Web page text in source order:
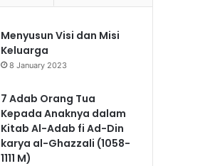
Menyusun Visi dan Misi
Keluarga
8 January 2023
7 Adab Orang Tua
Kepada Anaknya dalam
Kitab Al-Adab fi Ad-Din
karya al-Ghazzali (1058-
1111 M)